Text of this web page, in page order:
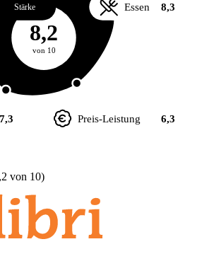
8,2
von 10
Essen 8,3
Preis-Leistung 6,3
7,3
Stärke
von 10)